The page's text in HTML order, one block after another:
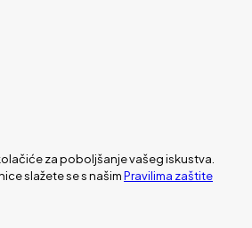
za poboljšanje vašeg iskustva.
slažete se s našimPravilima zaštite